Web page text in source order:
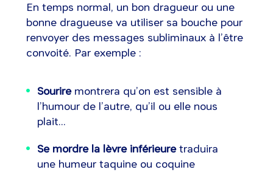
En temps normal, un bon dragueur ou une
bonne dragueuse va utiliser sa bouche pour
renvoyer des messages subliminaux à l’être
convoité. Par exemple :
Souriremontrera qu’on est sensible à
l’humour de l’autre, qu’il ou elle nous
plait...
Se mordre la lèvre inférieuretraduira
une humeur taquine ou coquine